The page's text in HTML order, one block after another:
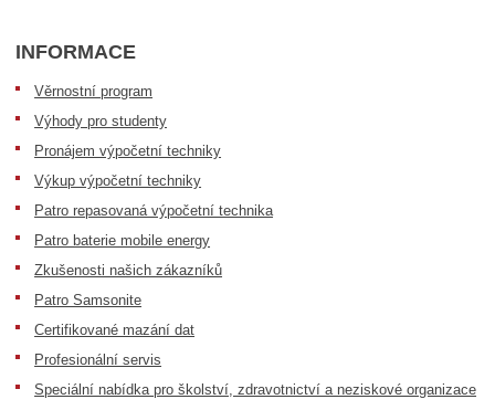
INFORMACE
Věrnostní program
Výhody pro studenty
Pronájem výpočetní techniky
Výkup výpočetní techniky
Patro repasovaná výpočetní technika
Patro baterie mobile energy
Zkušenosti našich zákazníků
Patro Samsonite
Certifikované mazání dat
Profesionální servis
Speciální nabídka pro školství, zdravotnictví a neziskové organizace